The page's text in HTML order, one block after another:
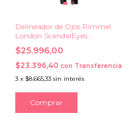
Delineador de Ojos Rimmel
London ScandalEyes
Exaggerate Automatico en
Lapiz
$25.996,00
$23.396,40 con Transferencia
3 x $8.665,33 sin interés
Comprar